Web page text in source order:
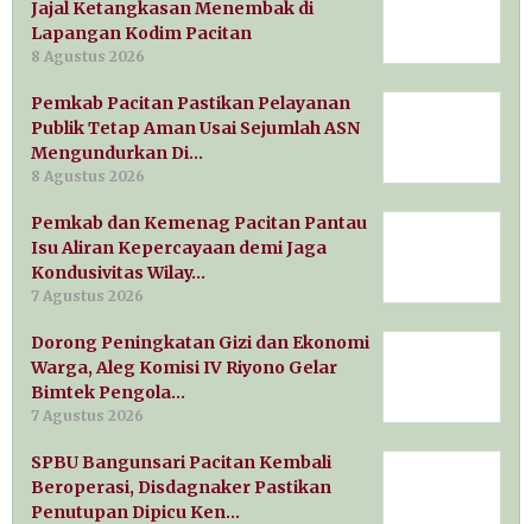
Jajal Ketangkasan Menembak di
Lapangan Kodim Pacitan
8 Agustus 2026
Pemkab Pacitan Pastikan Pelayanan
Publik Tetap Aman Usai Sejumlah ASN
Mengundurkan Di…
8 Agustus 2026
Pemkab dan Kemenag Pacitan Pantau
Isu Aliran Kepercayaan demi Jaga
Kondusivitas Wilay…
7 Agustus 2026
Dorong Peningkatan Gizi dan Ekonomi
Warga, Aleg Komisi IV Riyono Gelar
Bimtek Pengola…
7 Agustus 2026
SPBU Bangunsari Pacitan Kembali
Beroperasi, Disdagnaker Pastikan
Penutupan Dipicu Ken…